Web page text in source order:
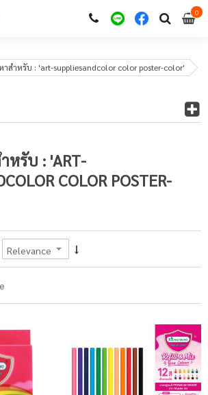
00
าสำหรับ : 'art-suppliesandcolor color poster-color'
หรับ : 'ART-
COLOR POSTER-